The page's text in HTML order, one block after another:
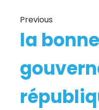
Previous
la bonne